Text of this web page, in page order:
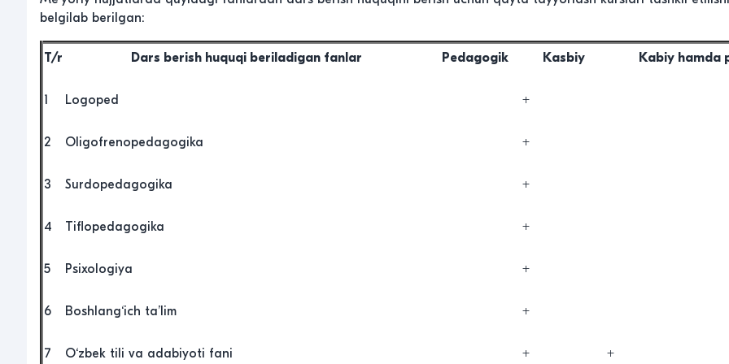
belgilab berilgan:
T/r Dars berish huquqi beriladigan fanlar Pedagogik Kasbiy Kabiy hamda
1 Logoped +
2 Oligofrenopedagogika +
3 Surdopedagogika +
4 Tiflopedagogika +
5 Psixologiya +
6 Boshlang‘ich ta’lim +
7 O‘zbek tili va adabiyoti fani + +